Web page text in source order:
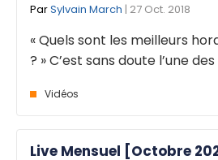
ParSylvain March | 27 Oct. 2018
« Quels sont les meilleurs
? » C’est sans doute l’une
Vidéos
Live Mensuel [Octobre